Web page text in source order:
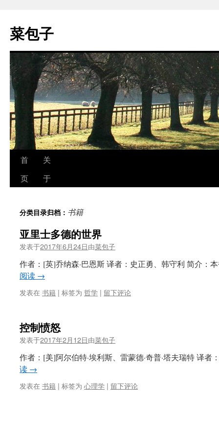
正
文
菜包子
首
页
关
于
分类目录归档： 书籍
亚里士多德的世界
发表于2017年6月24日由菜包子
作者：[英]乔纳森·巴恩斯 译者：史正勇、韩守利 简介：
阅读 →
发表在 书籍 | 标签为 哲学 | 留下评论
控制愤怒
发表于2017年2月12日由菜包子
作者：[美]阿尔伯特·埃利斯、雷蒙德·奇普·塔夫瑞特 译
读 →
发表在 书籍 | 标签为 心理学 | 留下评论